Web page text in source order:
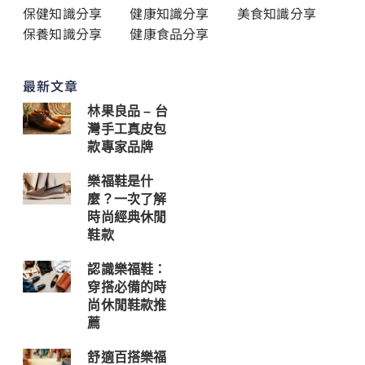
保健知識分享 健康知識分享
美食知識分享
保養知識分享
健康食品分享
最新文章
林果良品 – 台
灣手工真皮包
款專家品牌
樂福鞋是什
麼？一次了解
時尚經典休閒
鞋款
認識樂福鞋：
穿搭必備的時
尚休閒鞋款推
薦
舒適百搭樂福